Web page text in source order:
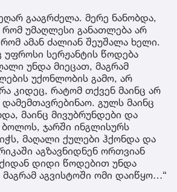
გააგრძელა. მერე ნანობდა,
რომ უმაღლესი განათლება არ
ამან ძალიან შეუშალა ხელი.
სერჟანტის წოდება
უნდა მიეცათ, მაგრამ
უქონლობის გამო, არ
კიდეც, რატომ თქვენ მაინც არ
გულს მაინც
მაინც მივუბრუნდები და
ჯარში ინგლისურს
მაღალი ქულები ჰქონდა და
აგზავნიდნენ ორთვიან
დიდი წოდებით უნდა
აგვისტოში ომი დაიწყო…“